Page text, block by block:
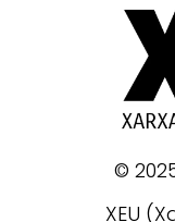
©
XEU